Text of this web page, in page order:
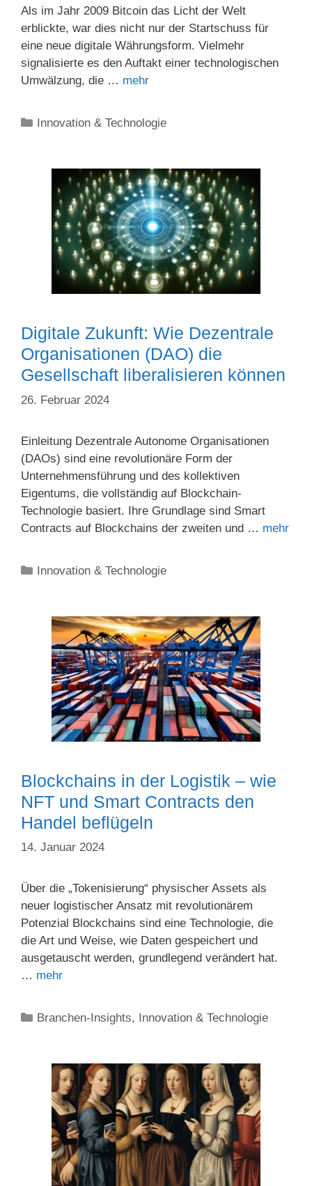
Als im Jahr 2009 Bitcoin das Licht der Welt
erblickte, war dies nicht nur der Startschuss für
eine neue digitale Währungsform. Vielmehr
signalisierte es den Auftakt einer technologischen
Umwälzung, die … mehr
Kategorien
Innovation & Technologie
Digitale Zukunft: Wie Dezentrale
Organisationen (DAO) die
Gesellschaft liberalisieren können
26. Februar 2024
Einleitung Dezentrale Autonome Organisationen
(DAOs) sind eine revolutionäre Form der
Unternehmensführung und des kollektiven
Eigentums, die vollständig auf Blockchain-
Technologie basiert. Ihre Grundlage sind Smart
Contracts auf Blockchains der zweiten und … mehr
Kategorien
Innovation & Technologie
Blockchains in der Logistik – wie
NFT und Smart Contracts den
Handel beflügeln
14. Januar 2024
Über die „Tokenisierung“ physischer Assets als
neuer logistischer Ansatz mit revolutionärem
Potenzial Blockchains sind eine Technologie, die
die Art und Weise, wie Daten gespeichert und
ausgetauscht werden, grundlegend verändert hat.
… mehr
Kategorien
Branchen-Insights, Innovation & Technologie